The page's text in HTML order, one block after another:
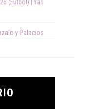
(Fútbol) | Yan
y Palacios